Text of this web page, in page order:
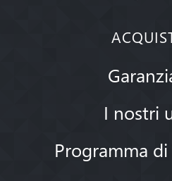
I nostri
Programma